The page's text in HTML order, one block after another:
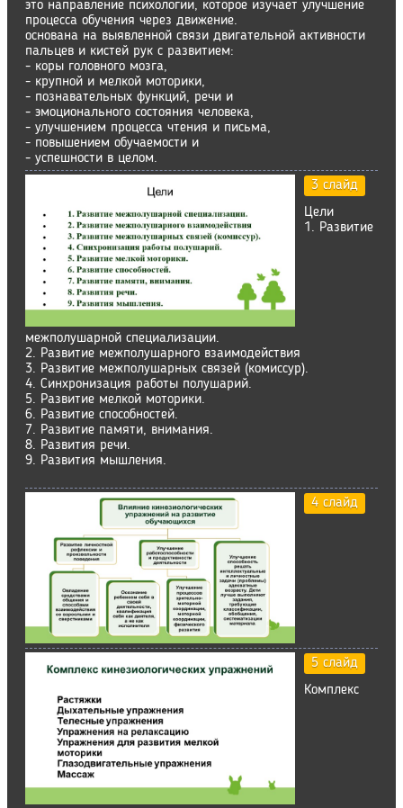
это направление психологии, которое изучает улучшение
процесса обучения через движение.
основана на выявленной связи двигательной активности
пальцев и кистей рук с развитием:
- коры головного мозга,
- крупной и мелкой моторики,
- познавательных функций, речи и
- эмоционального состояния человека,
- улучшением процесса чтения и письма,
- повышением обучаемости и
- успешности в целом.
3 слайд
Цели
1. Развитие
межполушарной специализации.
2. Развитие межполушарного взаимодействия
3. Развитие межполушарных связей (комиссур).
4. Синхронизация работы полушарий.
5. Развитие мелкой моторики.
6. Развитие способностей.
7. Развитие памяти, внимания.
8. Развития речи.
9. Развития мышления.
4 слайд
5 слайд
Комплекс